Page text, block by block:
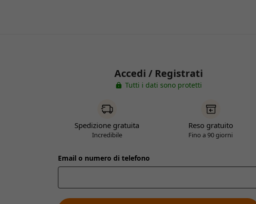
Accedi / Registrati
Tutti i dati sono protetti
Spedizione gratuita
Incredibile
Reso gratuito
Fino a 90 giorni
Email o numero di telefono